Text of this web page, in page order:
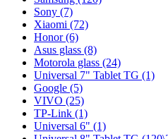
Sony (7)
Xiaomi (72)
Honor (6)
Asus glass (8)
Motorola glass (24)
Universal 7" Tablet TG (1)
Google (5)
VIVO (25)
TP-Link (1)
Universal 6" (1)